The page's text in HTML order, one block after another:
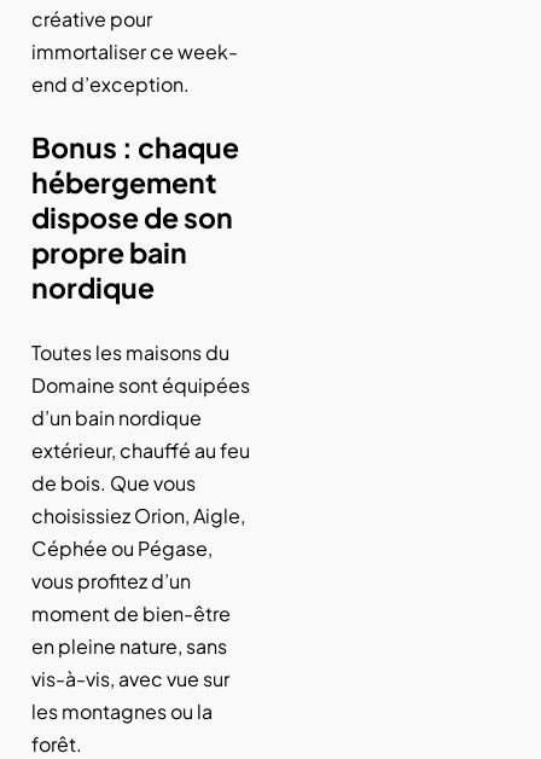
créative pour
immortaliser ce week-
end d’exception.
Bonus : chaque
hébergement
dispose de son
propre bain
nordique
Toutes les maisons du
Domaine sont équipées
d’un bain nordique
extérieur, chauffé au feu
de bois. Que vous
choisissiez Orion, Aigle,
Céphée ou Pégase,
vous profitez d’un
moment de bien-être
en pleine nature, sans
vis-à-vis, avec vue sur
les montagnes ou la
forêt.